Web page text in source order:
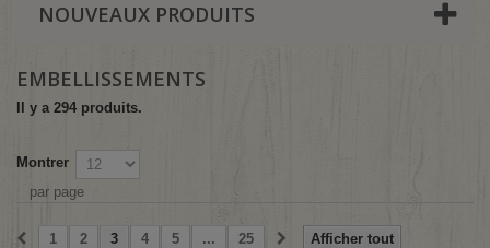
NOUVEAUX PRODUITS
EMBELLISSEMENTS
Il y a 294 produits.
Montrer
par page
Afficher tout
1 2 3 4 5 ... 25